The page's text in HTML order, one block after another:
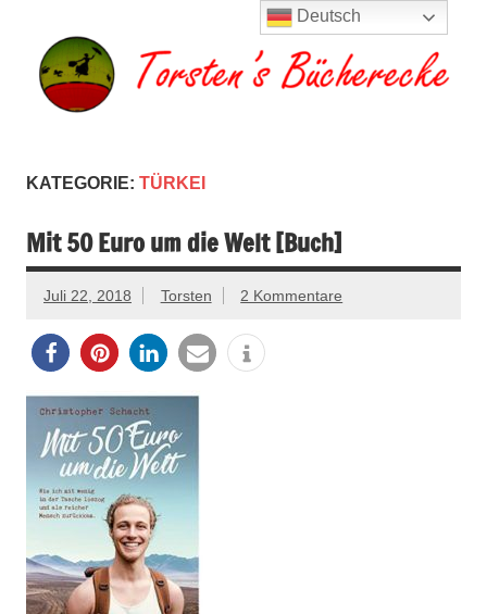
springen
KATEGORIE: TÜRKEI
Mit 50 Euro um die Welt [Buch]
Juli 22, 2018 Torsten 2 Kommentare
Deutsch